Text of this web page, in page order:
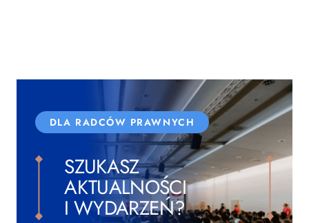
DLA RADCÓW PRAWNYCH
SZUKASZ
AKTUALNOŚCI
I WYDARZEŃ?